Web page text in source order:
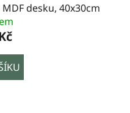
desku, 40x30cm